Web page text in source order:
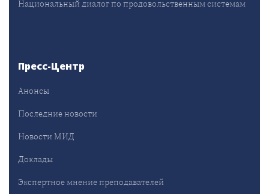
Национальный диалог по продовольственным системам
Пресс-Центр
Анонсы
Последние новости
Новости МИД
Доклады
Экспертное мнение преподавателей